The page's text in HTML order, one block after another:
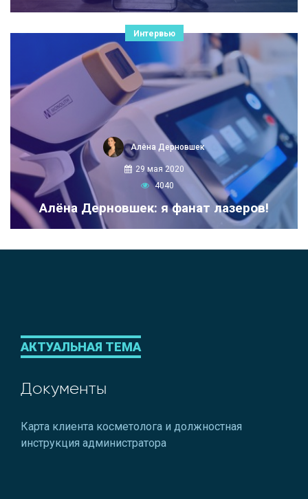
Интервью
Алёна Дерновшек
29 мая 2020
4040
Алёна Дерновшек: я фанат лазеров!
АКТУАЛЬНАЯ ТЕМА
Документы
Карта клиента косметолога и должностная
инструкция администратора